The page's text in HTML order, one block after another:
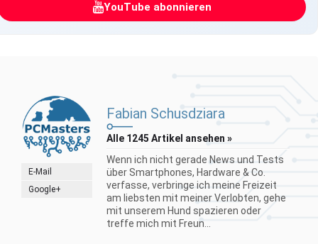
YouTube abonnieren
E-Mail
Google+
Fabian Schusdziara
Alle 1245 Artikel ansehen »
Wenn ich nicht gerade News und Tests
über Smartphones, Hardware & Co.
verfasse, verbringe ich meine Freizeit
am liebsten mit meiner Verlobten, gehe
mit unserem Hund spazieren oder
treffe mich mit Freun...